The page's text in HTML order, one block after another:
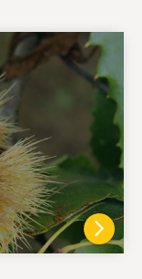
VAI